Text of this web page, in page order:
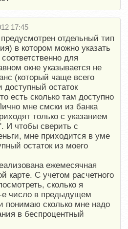
17:45
отдельный тип
в котором можно указать
для
окне указывается не
(который чаще всего
доступный остаток
есть сколько там доступно
мне смски из банка
только с указанием
И чтобы сверить с
мне приходится в уме
остаток из моего
ежемесячная
карте. С учетом расчетного
сколько я
е число в предыдущем
понимаю сколько мне надо
в беспроцентный